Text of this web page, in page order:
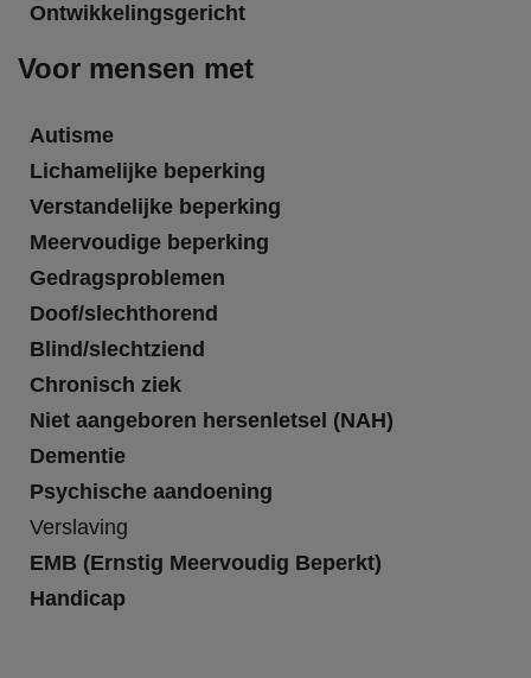
Ontwikkelingsgericht
Voor mensen met
Autisme
Lichamelijke beperking
Verstandelijke beperking
Meervoudige beperking
Gedragsproblemen
Doof/slechthorend
Blind/slechtziend
Chronisch ziek
Niet aangeboren hersenletsel (NAH)
Dementie
Psychische aandoening
Verslaving
EMB (Ernstig Meervoudig Beperkt)
Handicap